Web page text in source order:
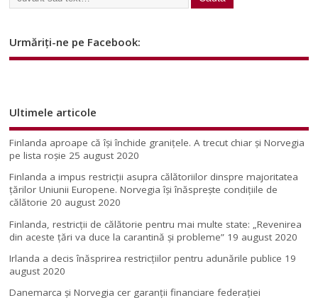
Urmăriți-ne pe Facebook:
Ultimele articole
Finlanda aproape că își închide granițele. A trecut chiar și Norvegia
pe lista roșie 25 august 2020
Finlanda a impus restricţii asupra călătoriilor dinspre majoritatea
ţărilor Uniunii Europene. Norvegia își înăsprește condițiile de
călătorie 20 august 2020
Finlanda, restricţii de călătorie pentru mai multe state: „Revenirea
din aceste ţări va duce la carantină şi probleme” 19 august 2020
Irlanda a decis înăsprirea restricțiilor pentru adunările publice 19
august 2020
Danemarca și Norvegia cer garanții financiare federației